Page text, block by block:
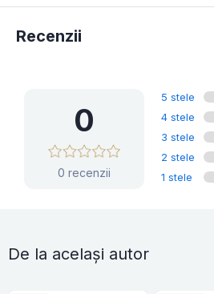
Recenzii
0
0 recenzii
5 stele
4 stele
3 stele
2 stele
1 stele
De la același autor